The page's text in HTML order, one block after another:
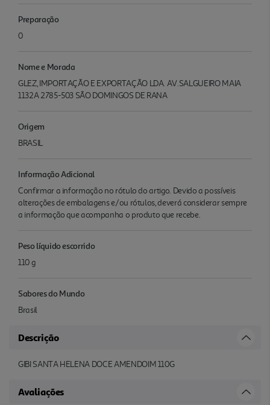
Preparação
0
Nome e Morada
GLEZ, IMPORTAÇÃO E EXPORTAÇÃO LDA. AV.SALGUEIRO MAIA
1132A 2785-503 SÃO DOMINGOS DE RANA
Origem
BRASIL
Informação Adicional
Confirmar a informação no rótulo do artigo. Devido a possíveis
alterações de embalagens e/ou rótulos, deverá considerar sempre
a informação que acompanha o produto que recebe.
Peso líquido escorrido
110 g
Sabores do Mundo
Brasil
Descrição
GIBI SANTA HELENA DOCE AMENDOIM 110G
Avaliações